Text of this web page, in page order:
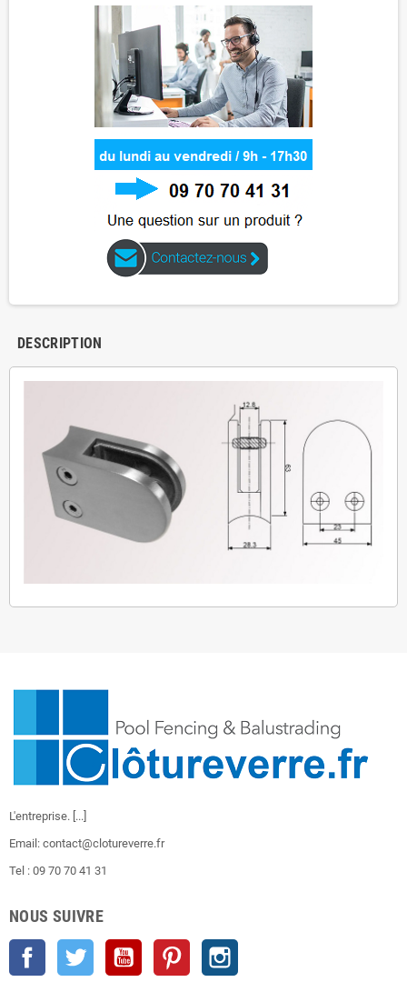
DESCRIPTION
L'entreprise. [...]
Email: contact@clotureverre.fr
Tel : 09 70 70 41 31
NOUS SUIVRE
Facebook Twitter YouTube Pinterest